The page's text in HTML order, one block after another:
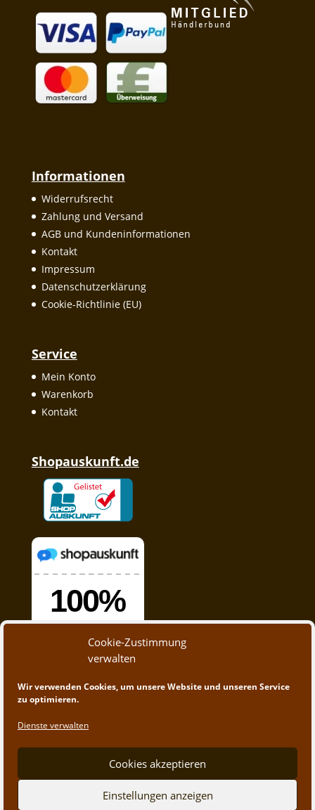
Cookie-Zustimmung
verwalten
Wir verwenden Cookies, um unsere Website und unseren Service
zu optimieren.
Dienste verwalten
Cookies akzeptieren
Einstellungen anzeigen
Informationen
Widerrufsrecht
Zahlung und Versand
AGB und Kundeninformationen
Kontakt
Impressum
Datenschutzerklärung
Cookie-Richtlinie (EU)
Service
Mein Konto
Warenkorb
Kontakt
Shopauskunft.de
Create.at